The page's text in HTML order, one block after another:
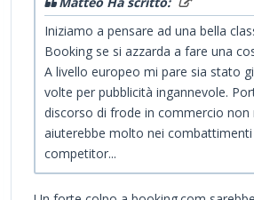
Iniziamo a pensare ad una bella
Booking se si azzarda a fare una
A livello europeo mi pare sia stato
volte per pubblicità ingannevole.
discorso di frode in commercio non
aiuterebbe molto nei
competitor...